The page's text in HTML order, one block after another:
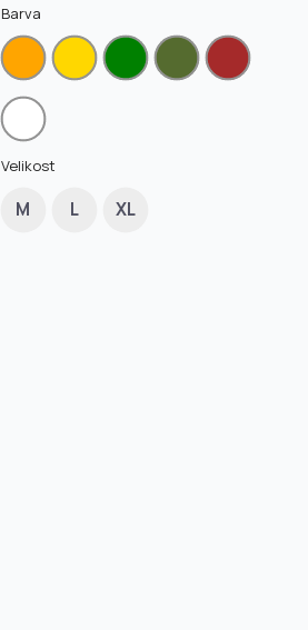
Barva
Velikost
M L XL